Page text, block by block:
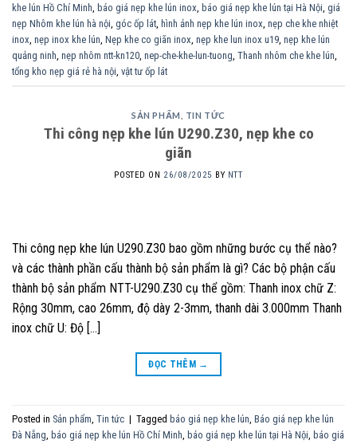
khe lún Hồ Chí Minh báo giá nẹp khe lún inox báo giá nẹp khe lún tại Hà Nội giá
nẹp Nhôm khe lún hà nội góc ốp lát hình ảnh nẹp khe lún inox nẹp che khe nhiệt
inox nẹp inox khe lún Nẹp khe co giãn inox nẹp khe lun inox u19 nẹp khe lún
quảng ninh nẹp nhôm ntt-kn120 nep-che-khe-lun-tuong Thanh nhôm che khe lún
tổng kho nẹp giá rẻ hà nội vật tư ốp lát
SẢN PHẨM TIN TỨC
Thi công nẹp khe lún U290.Z30, nẹp khe co
giãn
POSTED ON 26/08/2025 BY NTT
Thi công nẹp khe lún U290.Z30 bao gồm những bước cụ thể nào?
và các thành phần cấu thành bộ sản phẩm là gì? Các bộ phận cấu
thành bộ sản phẩm NTT-U290.Z30 cụ thể gồm: Thanh inox chữ Z:
Rộng 30mm, cao 26mm, độ dày 2-3mm, thanh dài 3.000mm Thanh
inox chữ U: Độ […]
ĐỌC THÊM →
Posted in Sản phẩm Tin tức | Tagged báo giá nẹp khe lún Báo giá nẹp khe lún
Đà Nẵng báo giá nẹp khe lún Hồ Chí Minh báo giá nẹp khe lún tại Hà Nội báo giá